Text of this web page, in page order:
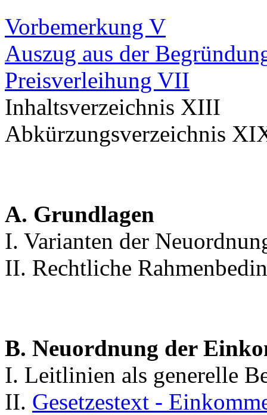
Vorbemerkung V
Auszug aus der
Preisverleihung VII
Inhaltsverzeichnis XIII
Abkürzungsverzeichnis
A. Grundlagen
I. Varianten der
II. Rechtliche
B. Neuordnung der
I. Leitlinien als generelle
II. Gesetzestext -